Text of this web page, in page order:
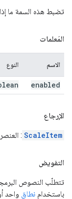
تضبط هذه السمة ما
المَعلمات
الاسم النوع
enabled
الإرجاع
ScaleItem
:
التفويض
تتطلّب النصوص
باستخدام نطاق واحد